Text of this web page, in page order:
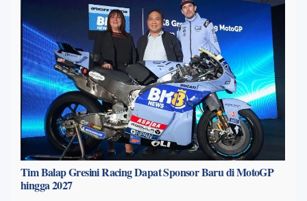
Tim Balap Gresini Racing Dapat Sponsor Baru di MotoGP
hingga 2027